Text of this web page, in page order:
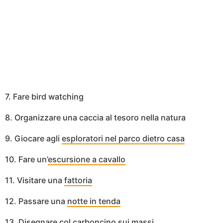
7. Fare bird watching
8. Organizzare una caccia al tesoro nella natura
9. Giocare agli esploratori nel parco dietro casa
10. Fare un’escursione a cavallo
11. Visitare una fattoria
12. Passare una notte in tenda